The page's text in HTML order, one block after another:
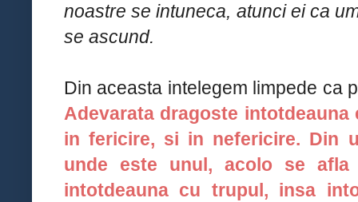
noastre se intuneca, atunci ei ca
se ascund.
Din aceasta intelegem limpede ca
Adevarata dragoste
in fericire, si in nefericire. Din
unde este unul, acolo se
intotdeauna cu trupul, insa